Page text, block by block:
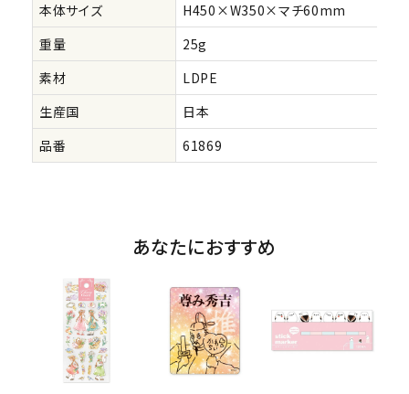
本体サイズ
H450×W350×マチ60mm
重量
25g
素材
LDPE
生産国
日本
品番
61869
あなたにおすすめ